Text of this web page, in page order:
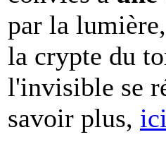
par la
la crypte du
l'invisible se
savoir plus,